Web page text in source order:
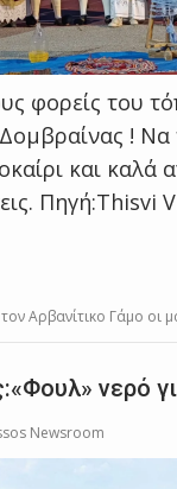
φορείς του
!
και καλά
Πηγή:Thisvi
Αρβανίτικο Γάμο οι
νερό
Newsroom